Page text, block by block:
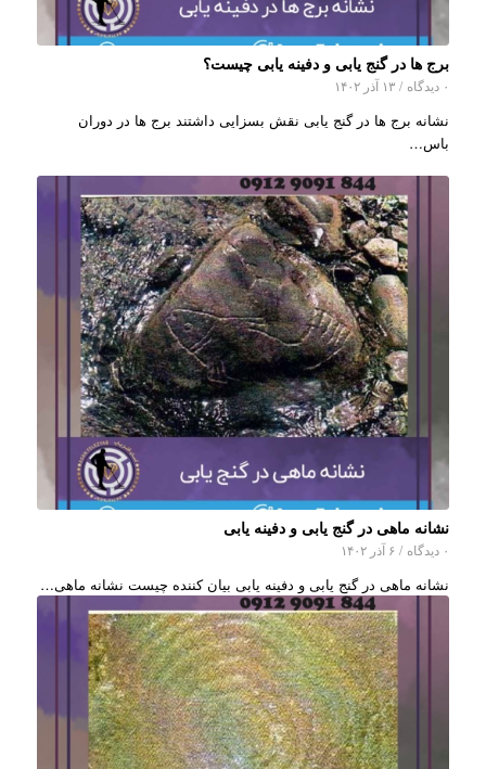
برج ها در گنج یابی و دفینه یابی چیست؟
۰ دیدگاه / ۱۳ آذر ۱۴۰۲
نشانه برج ها در گنج یابی نقش بسزایی داشتند برج ها در دوران
باس…
نشانه ماهی در گنج یابی و دفینه یابی
۰ دیدگاه / ۶ آذر ۱۴۰۲
نشانه ماهی در گنج یابی و دفینه یابی بیان کننده چیست نشانه ماهی…